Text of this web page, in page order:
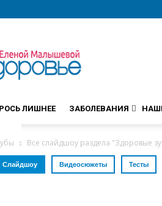
ЛИШНЕЕ ЗАБОЛЕВАНИЯ
Все слайдшоу раздела "Здоровые
Слайдшоу Видеосюжеты Тесты